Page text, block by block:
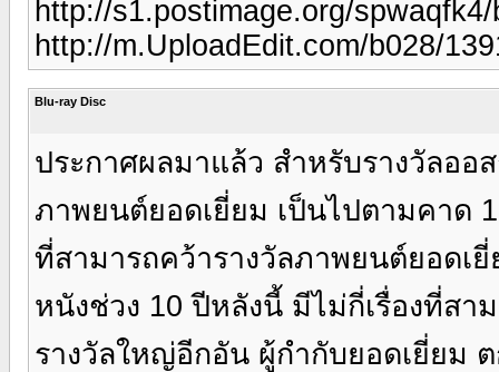
http://s1.postimage.org/
http://m.UploadEdit.com/b028/
Blu-ray Disc
ประกาศผลมาแล้ว สำหรับรางวัลออ
ภาพยนต์ยอดเยี่ยม เป็นไปตามคาด
ที่สามารถคว้ารางวัลภาพยนต์ยอดเ
หนังช่วง 10 ปีหลังนี้ มีไม่กี่เรื่องที่สา
รางวัลใหญ่อีกอัน ผู้กำกับยอดเยี่ยม